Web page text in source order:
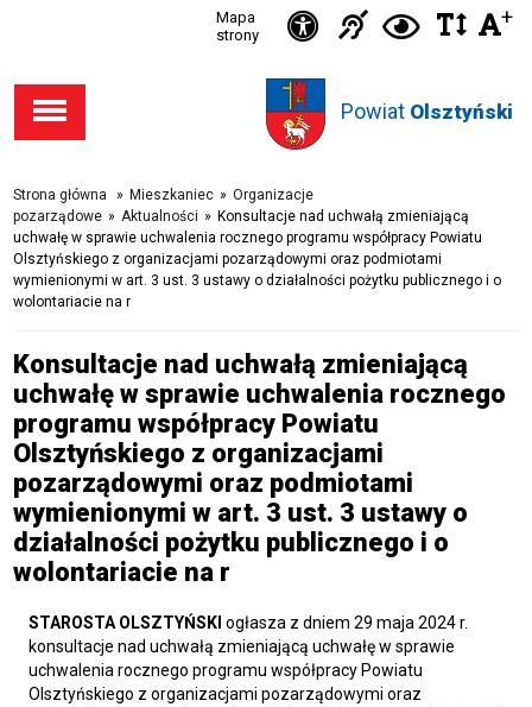
Przejdź
dostępności
Przejdź
głównego
Przejdź
wyszukiwarki
Przejdź
Powiat Olsztyński
Mapa
strony
Ikonka
dostępności
IkonkaIkonka
w
+
Strona główna » Mieszkaniec » Organizacje
pozarządowe » Aktualności » Konsultacje nad uchwałą zmieniającą
uchwałę w sprawie uchwalenia rocznego programu współpracy Powiatu
Olsztyńskiego z organizacjami pozarządowymi oraz podmiotami
wymienionymi w art. 3 ust. 3 ustawy o działalności pożytku publicznego i o
wolontariacie na r
Konsultacje nad uchwałą zmieniającą
uchwałę w sprawie uchwalenia rocznego
programu współpracy Powiatu
Olsztyńskiego z organizacjami
pozarządowymi oraz podmiotami
wymienionymi w art. 3 ust. 3 ustawy o
działalności pożytku publicznego i o
wolontariacie na r
STAROSTA OLSZTYŃSKI ogłasza z dniem 29 maja 2024 r.
konsultacje nad uchwałą zmieniającą uchwałę w sprawie
uchwalenia rocznego programu współpracy Powiatu
Olsztyńskiego z organizacjami pozarządowymi oraz